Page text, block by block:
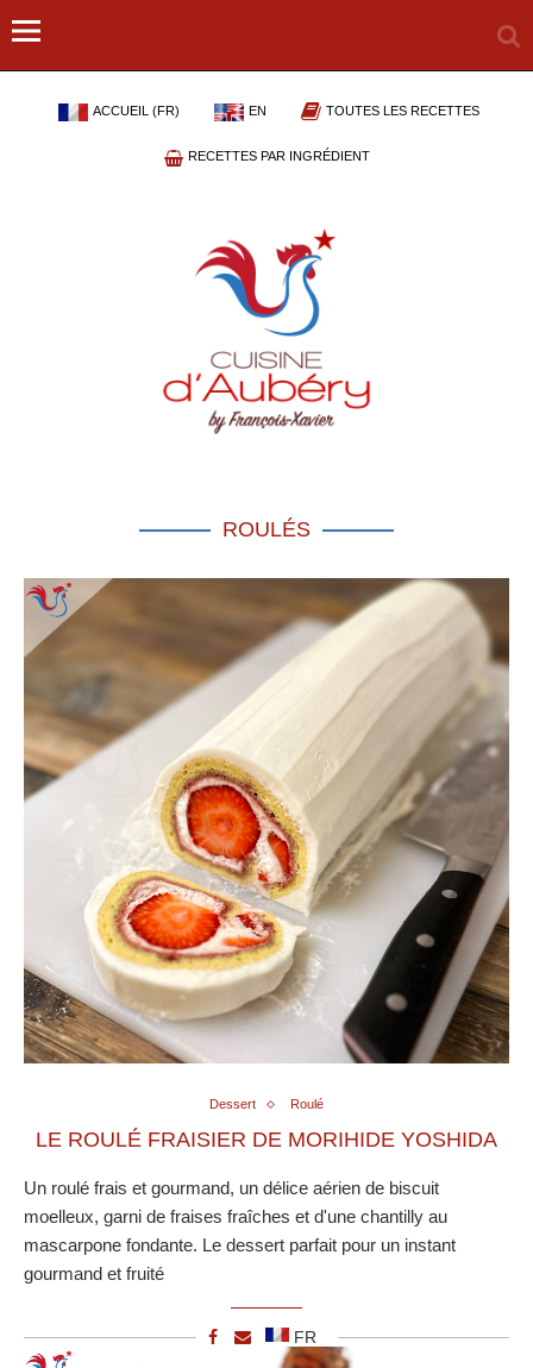
ACCUEIL (FR) EN TOUTES LES RECETTES
RECETTES PAR INGRÉDIENT
ROULÉS
Dessert Roulé
LE ROULÉ FRAISIER DE MORIHIDE YOSHIDA
Un roulé frais et gourmand, un délice aérien de biscuit
moelleux, garni de fraises fraîches et d'une chantilly au
mascarpone fondante. Le dessert parfait pour un instant
gourmand et fruité
FR